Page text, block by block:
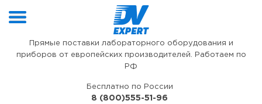
Прямые поставки лабораторного оборудования и
приборов от европейских производителей. Работаем по
РФ
Бесплатно по России
8 (800)555-51-96